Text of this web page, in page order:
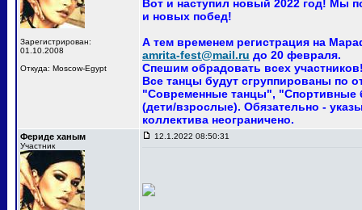
Зарегистрирован:
01.10.2008
Откуда: Moscow-Egypt
Вот и наступил новый 2022 год! Мы
и новых побед!
А тем временем регистрация на
amrita-fest@mail.ru до 20 февраля.
Спешим обрадовать всех
Все танцы будут сгруппированы по
"Современные танцы", "Спортивные
(дети/взрослые). Обязательно -
коллектива неограничено.
Фериде ханым
Участник
12.1.2022 08:50:31